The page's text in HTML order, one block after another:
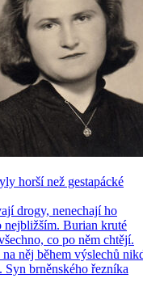
horší než gestapácké
drogy, nenechají ho
nejbližším. Burian kruté
co po něm chtějí.
něj během výslechů
brněnského řezníka